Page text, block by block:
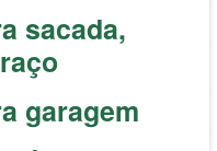
sacada,
garagem